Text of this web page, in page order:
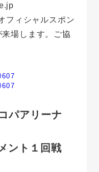
フィシャルスポン
場します。ご協
パアリーナ
ント１回戦